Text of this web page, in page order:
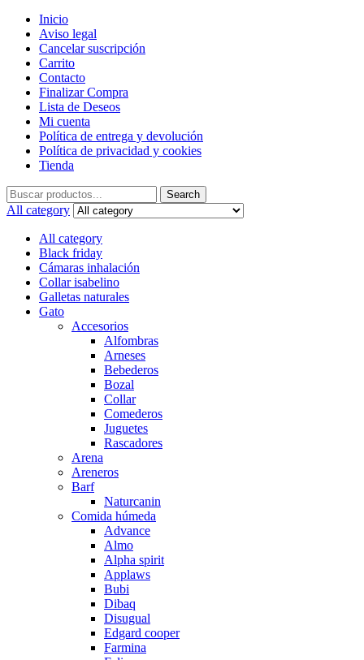
Inicio
Aviso legal
Cancelar suscripción
Carrito
Contacto
Finalizar Compra
Lista de Deseos
Mi cuenta
Política de entrega y devolución
Política de privacidad y cookies
Tienda
Search
for:
Search
All category
All category
Black friday
Cámaras inhalación
Collar isabelino
Galletas naturales
Gato
Accesorios
Alfombras
Arneses
Bebederos
Bozal
Collar
Comederos
Juguetes
Rascadores
Arena
Areneros
Barf
Naturcanin
Comida húmeda
Advance
Almo
Alpha spirit
Applaws
Bubi
Dibaq
Disugual
Edgard cooper
Farmina